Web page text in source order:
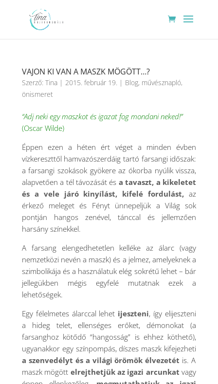
VAJON KI VAN A MASZK MÖGÖTT…?
Szerző: Tina| 2015. február 19. | Blog, művésznapló,
önismeret
“Adj neki egy maszkot és igazat fog mondani neked!”
(Oscar Wilde)
Éppen ezen a héten ért véget a minden évben
vízkereszttől hamvazószerdáig tartó farsangi időszak:
a farsangi szokások gyökere az ókorba nyúlik vissza,
alapvetően a tél távozását és a tavaszt, a kikeletet
és a vele járó kinyílást, kifelé fordulást,az
érkező meleget és Fényt ünnepeljük a Világ sok
pontján hangos zenével, tánccal és jellemzően
harsány színekkel.
A farsang elengedhetetlen kelléke az álarc (vagy
nemzetközi nevén a maszk) és a jelmez, amelyeknek a
szimbolikája és a használatuk elég sokrétű lehet – bár
jellegükben mégis egyfelé mutatnak ezek a
lehetőségek.
Egy félelmetes álarccal lehet ijeszteni, így elijeszteni
a hideg telet, ellenséges erőket, démonokat (a
farsanghoz kötődő “hangosság” is ehhez köthető),
ugyanakkor egy színpompás, díszes maszk kifejezheti
a szenvedélyt és a világi örömök élvezetét is. A
maszk mögött elrejthetjük az igazi arcunkat vagy